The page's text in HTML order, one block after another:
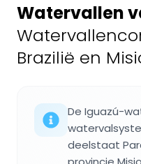
Watervallen
Brazilië en
De Iguazú-
deelstaat